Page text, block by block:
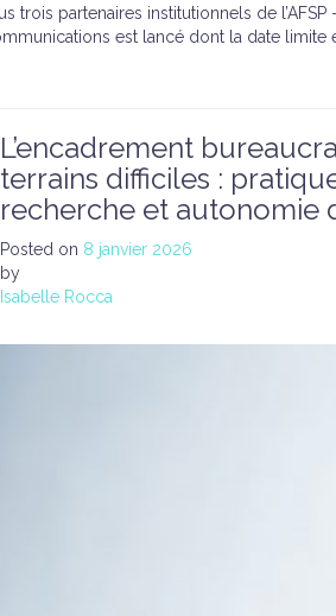
trois partenaires institutionnels de l’AFSP
est lancé dont la date limite
L’encadrement
terrains difficiles :
recherche et autonomie
Posted on 8 janvier 2026
by
Isabelle Rocca